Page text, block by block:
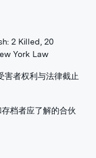
2 Killed, 20
York Law
害者权利与法律截止
档者应了解的合伙